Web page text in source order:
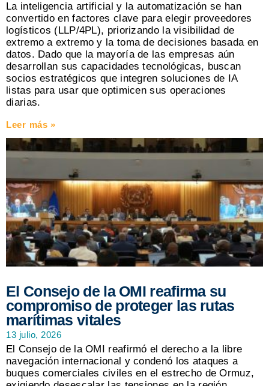
La inteligencia artificial y la automatización se han
convertido en factores clave para elegir proveedores
logísticos (LLP/4PL), priorizando la visibilidad de
extremo a extremo y la toma de decisiones basada en
datos. Dado que la mayoría de las empresas aún
desarrollan sus capacidades tecnológicas, buscan
socios estratégicos que integren soluciones de IA
listas para usar que optimicen sus operaciones
diarias.
Leer más »
El Consejo de la OMI reafirma su
compromiso de proteger las rutas
marítimas vitales
13 julio, 2026
El Consejo de la OMI reafirmó el derecho a la libre
navegación internacional y condenó los ataques a
buques comerciales civiles en el estrecho de Ormuz,